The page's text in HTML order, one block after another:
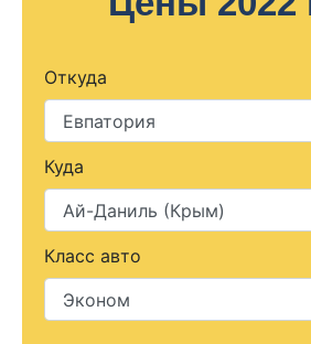
Откуда
Куда
Класс авто